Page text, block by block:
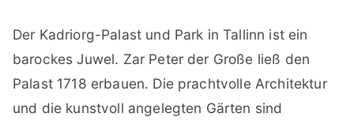
Der Kadriorg-Palast und Park in Tallinn ist ein
barockes Juwel. Zar Peter der Große ließ den
Palast 1718 erbauen. Die prachtvolle Architektur
und die kunstvoll angelegten Gärten sind